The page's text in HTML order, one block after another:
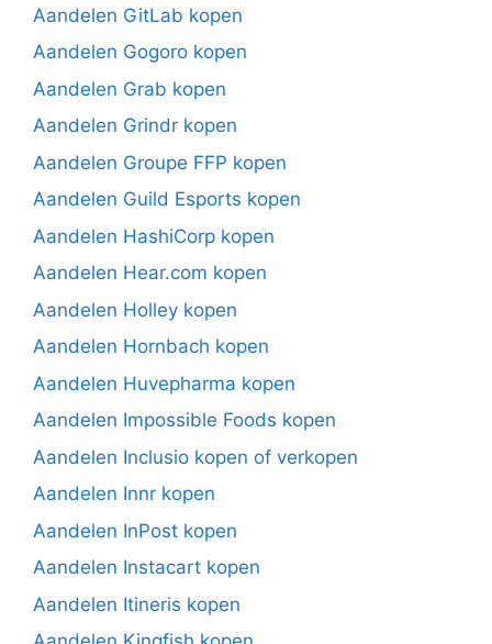
Aandelen GitLab kopen
Aandelen Gogoro kopen
Aandelen Grab kopen
Aandelen Grindr kopen
Aandelen Groupe FFP kopen
Aandelen Guild Esports kopen
Aandelen HashiCorp kopen
Aandelen Hear.com kopen
Aandelen Holley kopen
Aandelen Hornbach kopen
Aandelen Huvepharma kopen
Aandelen Impossible Foods kopen
Aandelen Inclusio kopen of verkopen
Aandelen Innr kopen
Aandelen InPost kopen
Aandelen Instacart kopen
Aandelen Itineris kopen